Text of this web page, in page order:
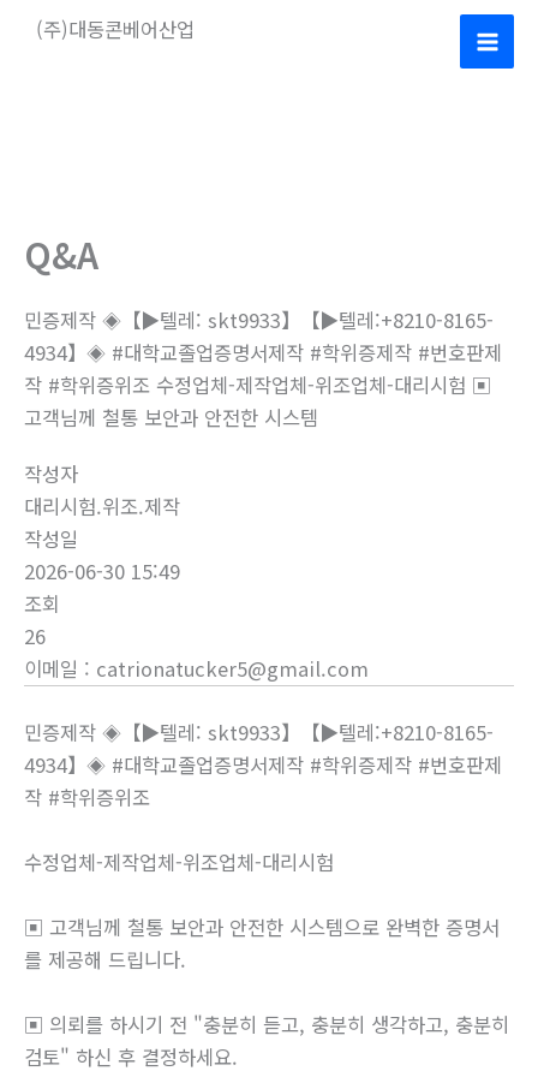
(주)대동콘베어산업
Main
Q&A
민증제작 ◈【▶텔레: skt9933】【▶텔레:+8210-8165-
4934】◈ #대학교졸업증명서제작 #학위증제작 #번호판제
작 #학위증위조 수정업체-제작업체-위조업체-대리시험 ▣
고객님께 철통 보안과 안전한 시스템
작성자
대리시험.위조.제작
작성일
2026-06-30 15:49
조회
26
이메일 : catrionatucker5@gmail.com
민증제작 ◈【▶텔레: skt9933】【▶텔레:+8210-8165-
4934】◈ #대학교졸업증명서제작 #학위증제작 #번호판제
작 #학위증위조
수정업체-제작업체-위조업체-대리시험
▣ 고객님께 철통 보안과 안전한 시스템으로 완벽한 증명서
를 제공해 드립니다.
▣ 의뢰를 하시기 전 "충분히 듣고, 충분히 생각하고, 충분히
검토" 하신 후 결정하세요.